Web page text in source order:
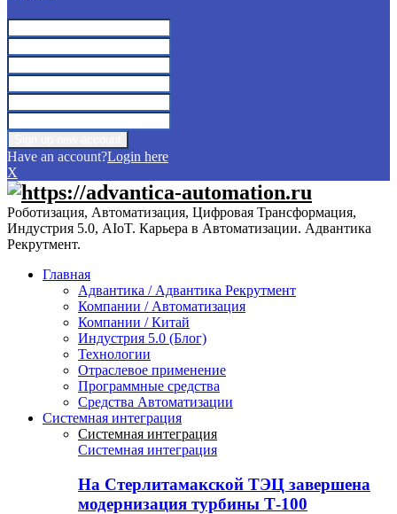
Have an account?Login here
X
Роботизация, Автоматизация, Цифровая Трансформация,
Индустрия 5.0, AIoT. Карьера в Автоматизации. Адвантика
Рекрутмент.
Главная
Адвантика / Адвантика Рекрутмент
Компании / Автоматизация
Компании / Китай
Индустрия 5.0 (Блог)
Технологии
Отраслевое применение
Программные средства
Средства Автоматизации
Системная интеграция
Системная интеграция
Системная интеграция
На Стерлитамакской ТЭЦ завершена
модернизация турбины Т-100